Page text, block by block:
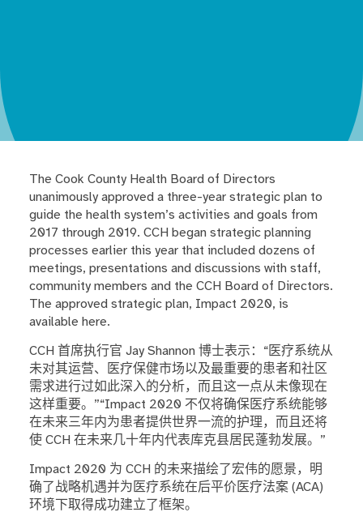
The Cook County Health Board of Directors
unanimously approved a three-year strategic plan to
guide the health system’s activities and goals from
2017 through 2019. CCH began strategic planning
processes earlier this year that included dozens of
meetings, presentations and discussions with staff,
community members and the CCH Board of Directors.
The approved strategic plan, Impact 2020, is
available here.
CCH 首席执行官 Jay Shannon 博士表示：“医疗系统从
未对其运营、医疗保健市场以及最重要的患者和社区
需求进行过如此深入的分析，而且这一点从未像现在
这样重要。”“Impact 2020 不仅将确保医疗系统能够
在未来三年内为患者提供世界一流的护理，而且还将
使 CCH 在未来几十年内代表库克县居民蓬勃发展。”
Impact 2020 为 CCH 的未来描绘了宏伟的愿景，明
确了战略机遇并为医疗系统在后平价医疗法案 (ACA)
环境下取得成功建立了框架。